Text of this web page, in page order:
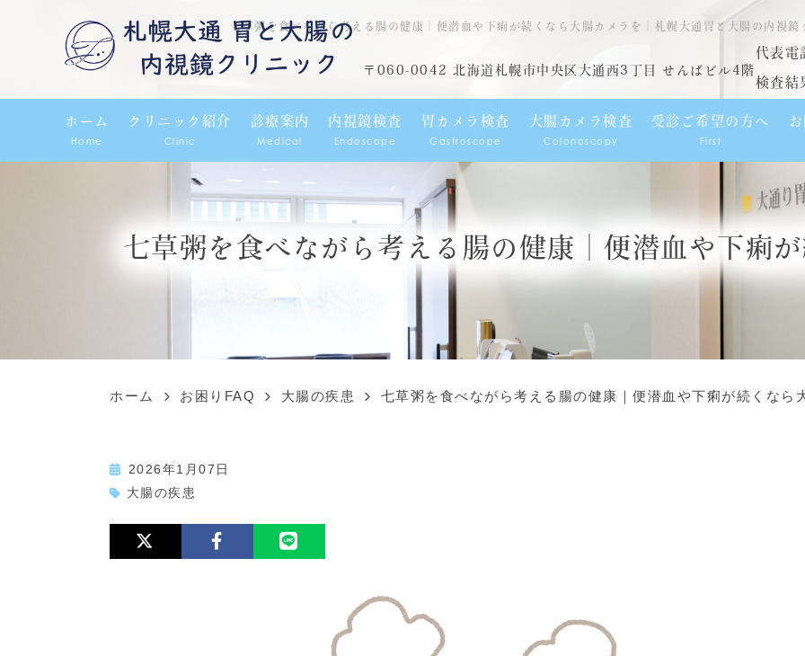
七草粥を食べながら考える腸の健康｜便潜血や下痢が続くなら大腸カメラを｜札幌大通胃と大腸の内視
〒060-0042 北海道札幌市中央区大通西3丁目 せんばビル4階
代表電
検査結
ホーム
Home
クリニック紹介
Clinic
診療案内
Medical
内視鏡検査
Endoscope
胃カメラ検査
Gastroscope
大腸カメラ検査
Colonoscopy
受診ご希望の方へ
First
七草粥を食べながら考える腸の健康｜便潜血や下痢
ホーム お困りFAQ 大腸の疾患 七草粥を食べながら考える腸の健康｜便潜血や下痢が続くなら
2026年1月07日
大腸の疾患